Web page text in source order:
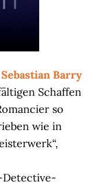
Sebastian Barry
Schaffen
so
wie in
Detective-